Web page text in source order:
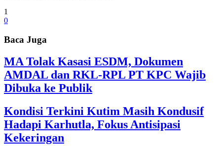
1
0
Baca Juga
MA Tolak Kasasi ESDM, Dokumen
AMDAL dan RKL-RPL PT KPC Wajib
Dibuka ke Publik
Kondisi Terkini Kutim Masih Kondusif
Hadapi Karhutla, Fokus Antisipasi
Kekeringan